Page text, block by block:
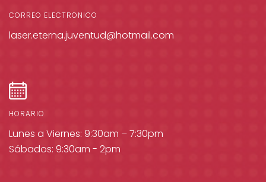
CORREO ELECTRÓNICO
laser.eterna.juventud@hotmail.com
HORARIO
Lunes a Viernes: 9:30am – 7:30pm
Sábados: 9:30am - 2pm